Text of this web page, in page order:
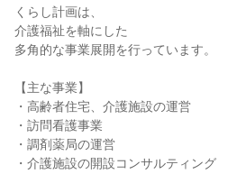
くらし計画は、
介護福祉を軸にした
多角的な事業展開を行っています。
【主な事業】
・高齢者住宅、介護施設の運営
・訪問看護事業
・調剤薬局の運営
・介護施設の開設コンサルティング